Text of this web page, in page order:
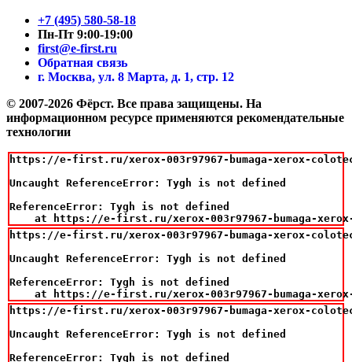
+7 (495) 580-58-18
Пн-Пт 9:00-19:00
first@e-first.ru
Обратная связь
г. Москва, ул. 8 Марта, д. 1, стр. 12
© 2007-2026 Фёрст. Все права защищены. На
информационном ресурсе применяются рекомендательные
технологии
https://e-first.ru/xerox-003r97967-bumaga-xerox-
Uncaught ReferenceError: Tygh is not defined
ReferenceError: Tygh is not defined
at https://e-first.ru/xerox-003r97967-bumaga-
https://e-first.ru/xerox-003r97967-bumaga-xerox-
Uncaught ReferenceError: Tygh is not defined
ReferenceError: Tygh is not defined
at https://e-first.ru/xerox-003r97967-bumaga-
https://e-first.ru/xerox-003r97967-bumaga-xerox-
Uncaught ReferenceError: Tygh is not defined
ReferenceError: Tygh is not defined